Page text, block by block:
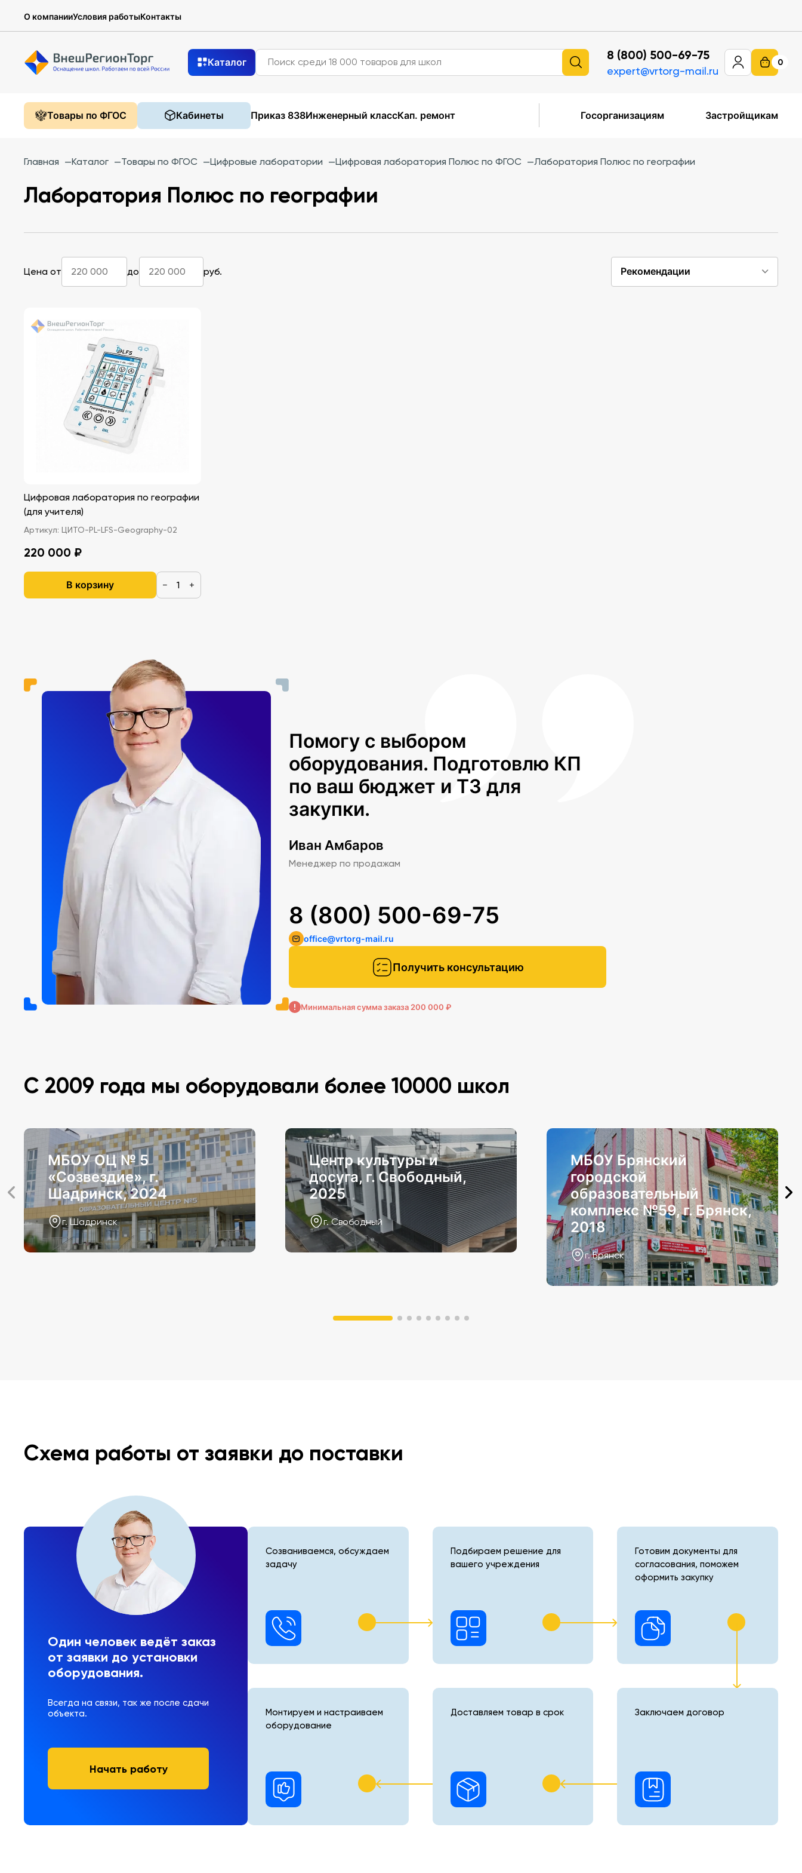
О компанииУсловия работыКонтакты
Каталог 8 (800) 500-69-75
expert@vrtorg-mail.ru
0
Товары по ФГОС Кабинеты Приказ 838Инженерный классКап. ремонт Госорганизациям Застройщикам
Главная —Каталог —Товары по ФГОС —Цифровые лаборатории —Цифровая лаборатория Полюс по ФГОС —Лаборатория Полюс по географии
Лаборатория Полюс по географии
Цена от до руб. Рекомендации
Цифровая лаборатория по географии
(для учителя)
Артикул: ЦИТО-PL-LFS-Geography-02
220 000 ₽
В корзину − +
Помогу с выбором
оборудования. Подготовлю КП
по ваш бюджет и ТЗ для
закупки.
Иван Амбаров
Менеджер по продажам
Получить консультацию
8 (800) 500-69-75
office@vrtorg-mail.ru
Минимальная сумма заказа 200 000 ₽
С 2009 года мы оборудовали более 10000 школ
МБОУ ОЦ № 5
«Созвездие», г.
Шадринск, 2024
г. Шадринск
Центр культуры и
досуга, г. Свободный,
2025
г. Свободный
МБОУ Брянский
городской
образовательный
комплекс №59, г. Брянск,
2018
г. Брянск
Схема работы от заявки до поставки
Один человек ведёт заказ
от заявки до установки
оборудования.
Всегда на связи, так же после сдачи
объекта.
Начать работу
Созваниваемся, обсуждаем
задачу
Подбираем решение для
вашего учреждения
Готовим документы для
согласования, поможем
оформить закупку
Монтируем и настраиваем
оборудование
Доставляем товар в срок Заключаем договор